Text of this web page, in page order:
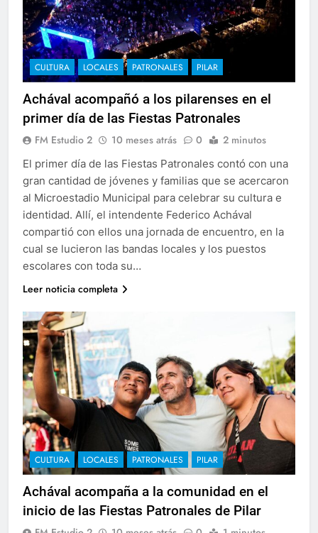
CULTURA LOCALES PATRONALES PILAR
Achával acompañó a los pilarenses en el
primer día de las Fiestas Patronales
FM Estudio 2 10 meses atrás 0 2 minutos
El primer día de las Fiestas Patronales contó con una
gran cantidad de jóvenes y familias que se acercaron
al Microestadio Municipal para celebrar su cultura e
identidad. Allí, el intendente Federico Achával
compartió con ellos una jornada de encuentro, en la
cual se lucieron las bandas locales y los puestos
escolares con toda su…
Leer noticia completa
CULTURA LOCALES PATRONALES PILAR
Achával acompaña a la comunidad en el
inicio de las Fiestas Patronales de Pilar